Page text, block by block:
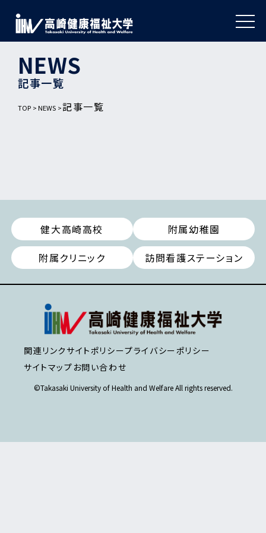
NEWS
記事一覧
TOP NEWS 記事一覧
健大高崎高校
附属幼稚園
附属クリニック
訪問看護ステーション
関連リンク サイトポリシープライバシーポリシー
サイトマップ お問い合わせ
©Takasaki University of Health and Welfare All rights reserved.